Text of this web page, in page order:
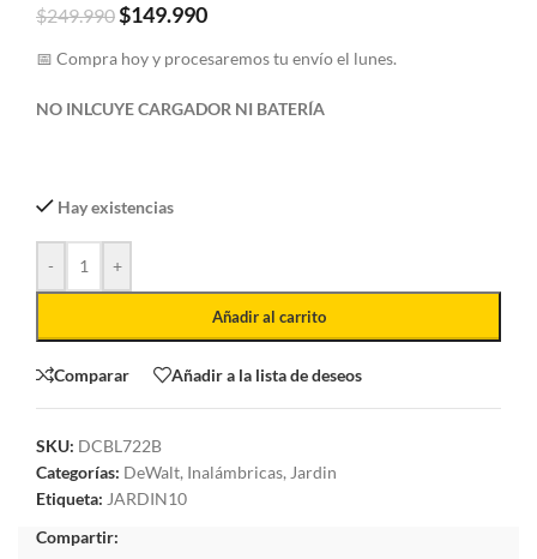
$249.990$149.990
📅 Compra hoy y procesaremos tu envío el lunes.
NO INLCUYE CARGADOR NI BATERÍA
Hay existencias
- +
Añadir al carrito
Comparar Añadir a la lista de deseos
SKU: DCBL722B
Categorías: DeWalt, Inalámbricas, Jardin
Etiqueta: JARDIN10
Compartir: